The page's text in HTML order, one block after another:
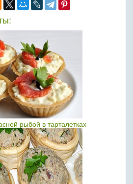
рыбой в тарталетках